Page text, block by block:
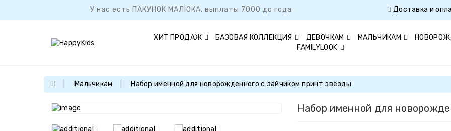
У нас есть ПАКУНОК МАЛЮКА. выплаты 7000 до года Доставка и
ХИТ ПРОДАЖ БАЗОВАЯ КОЛЛЕКЦИЯ ДЕВОЧКАМ МАЛЬЧИКАМ
FAMILYLOOK
Мальчикам Набор именной для новорожденного с зайчиком принт звезды
Набор именной для